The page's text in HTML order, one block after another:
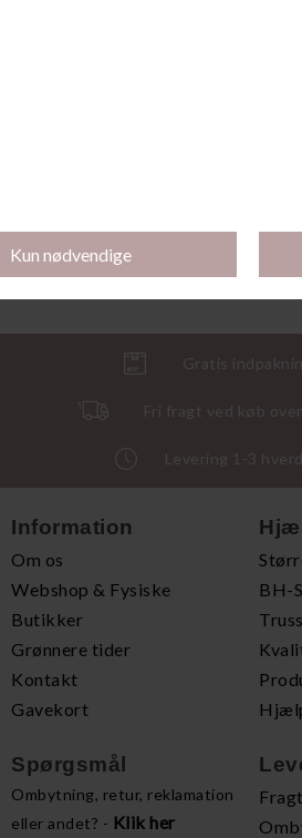
Chic Stay-Ups, Nude
DKK 150,00
Mi-
Gratis
Fri fragt ved køb over
Levering 1-3
Information
Om os
Webshop & Fysiske
Butikker
Grønnere tider
Kontakt
Gavekort
BH-
Spørgsmål
Ombytning, retur, reklamation
eller andet? - Klik her